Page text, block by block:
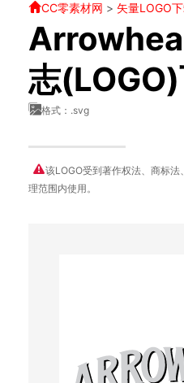
CC零素材网 > 矢量LOGO
志
格式：.svg
该LOGO受到著作权法、商标
理范围内使用。